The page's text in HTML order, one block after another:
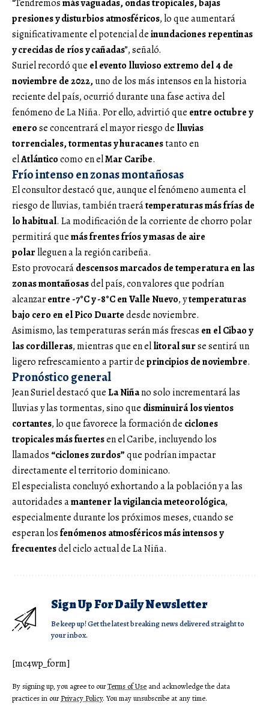
“Tendremosmás vaguadas, ondas tropicales, bajas
presiones y disturbios atmosféricos, lo que aumentará
significativamente el potencial deinundaciones repentinas
y crecidas de ríos y cañadas”, señaló.
Suriel recordó que el evento lluvioso extremo del 4 de
noviembre de 2022, uno de los más intensos en la historia
reciente del país, ocurrió durante una fase activa del
fenómeno de La Niña. Por ello, advirtió que entre octubre y
enerose concentrará el mayor riesgo de lluvias
torrenciales, tormentas y huracanestanto en
elAtlánticocomo en elMar Caribe.
Frío intenso en zonas montañosas
El consultor destacó que, aunque el fenómeno aumenta el
riesgo de lluvias, también traerátemperaturas más frías de
lo habitual. La modificación de la corriente de chorro polar
permitirá quemás frentes fríos y masas de aire
polarlleguen a la región caribeña.
Esto provocarádescensos marcados de temperatura en las
zonas montañosasdel país, con valores que podrían
alcanzarentre -7°C y -8°C en Valle Nuevo, ytemperaturas
bajo cero en el Pico Duartedesde noviembre.
Asimismo, las temperaturas serán más frescas en el Cibao y
las cordilleras, mientras que en ellitoral surse sentirá un
ligero refrescamiento a partir deprincipios de noviembre.
Pronóstico general
Jean Suriel destacó queLa Niñano solo incrementará las
lluvias y las tormentas, sino que disminuirá los vientos
cortantes, lo que favorece la formación de ciclones
tropicales más fuertesen el Caribe, incluyendo los
llamados “ciclones zurdos”que podrían impactar
directamente el territorio dominicano.
El especialista concluyó exhortando a la población y a las
autoridades amantener la vigilancia meteorológica,
especialmente durante los próximos meses, cuando se
esperan losfenómenos atmosféricos más intensos y
frecuentesdel ciclo actual de La Niña.
Sign Up For Daily Newsletter
Be keep up! Get the latest breaking news delivered straight to
your inbox.
[mc4wp_form]
By signing up, you agree to ourTerms of Use and acknowledge the data
practices in ourPrivacy Policy. You may unsubscribe at any time.